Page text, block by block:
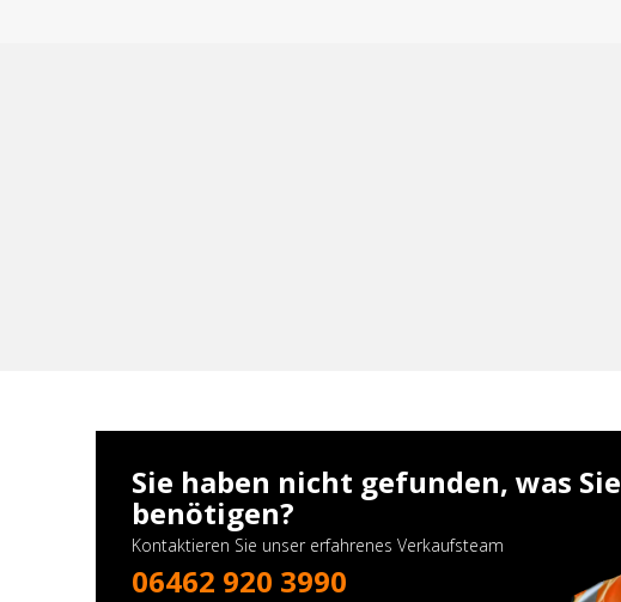
Sie haben nicht gefunden, was Sie
benötigen?
Kontaktieren Sie unser erfahrenes Verkaufsteam
06462 920 3990